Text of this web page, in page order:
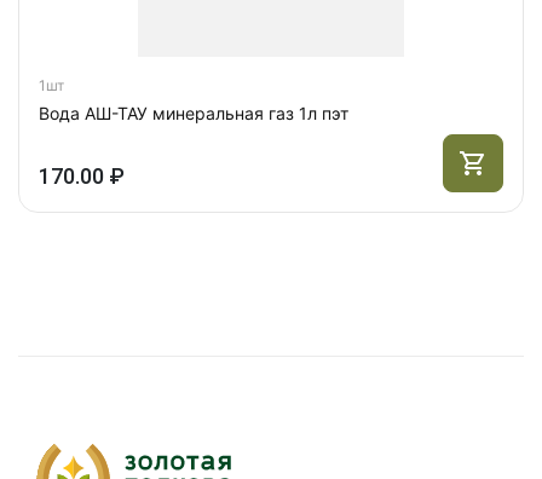
1шт
Вода АШ-ТАУ минеральная газ 1л пэт
170.00 ₽